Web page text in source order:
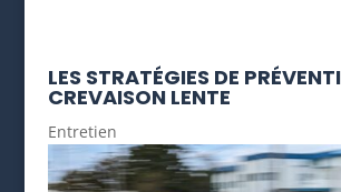
LES STRATÉGIES DE
CREVAISON LENTE
Entretien